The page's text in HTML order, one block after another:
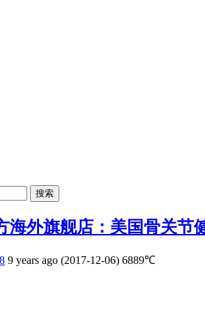
搜索
海外旗舰店：美国骨关节
9 years ago (2017-12-06) 6889℃